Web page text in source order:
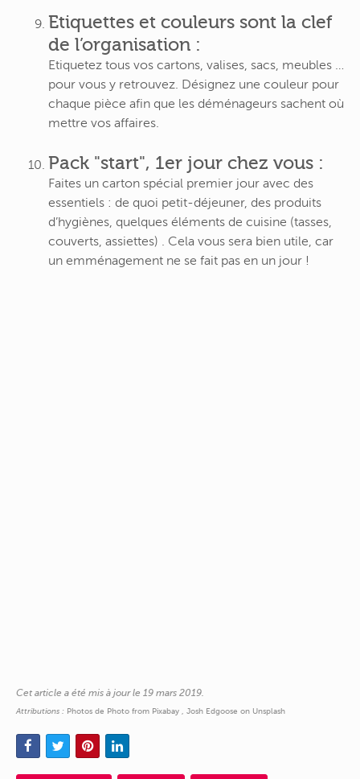
Etiquettes et couleurs sont la clef
de l’organisation :
Etiquetez tous vos cartons, valises, sacs, meubles …
pour vous y retrouvez. Désignez une couleur pour
chaque pièce afin que les déménageurs sachent où
mettre vos affaires.
Pack "start", 1er jour chez vous :
Faites un carton spécial premier jour avec des
essentiels : de quoi petit-déjeuner, des produits
d’hygiènes, quelques éléments de cuisine (tasses,
couverts, assiettes) . Cela vous sera bien utile, car
un emménagement ne se fait pas en un jour !
Cet article a été mis à jour le 19 mars 2019.
Attributions : Photos de Photo from Pixabay , Josh Edgoose on Unsplash